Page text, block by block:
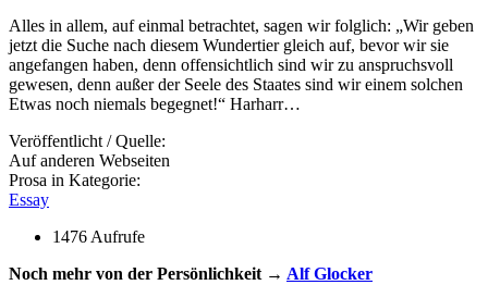
Alles in allem, auf einmal betrachtet, sagen wir folglich: „Wir geben
jetzt die Suche nach diesem Wundertier gleich auf, bevor wir sie
angefangen haben, denn offensichtlich sind wir zu anspruchsvoll
gewesen, denn außer der Seele des Staates sind wir einem solchen
Etwas noch niemals begegnet!“ Harharr…
Veröffentlicht / Quelle:
Auf anderen Webseiten
Prosa in Kategorie:
Essay
1476 Aufrufe
Noch mehr von der Persönlichkeit → Alf Glocker